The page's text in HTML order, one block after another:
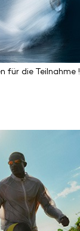
für die Teilnahme !